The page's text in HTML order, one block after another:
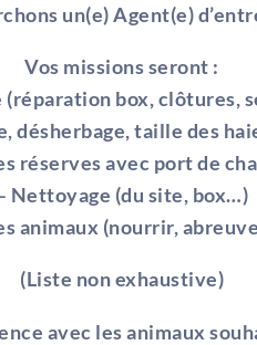
un(e) Agent(e)
Vos missions seront :
(réparation box, clôtures,
désherbage, taille des
réserves avec port de
Nettoyage (du site, box…)
animaux (nourrir,
(Liste non exhaustive)
avec les animaux